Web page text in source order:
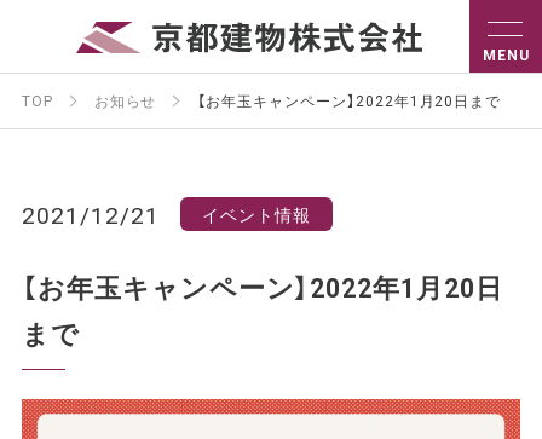
TOP お知らせ 【お年玉キャンペーン】2022年1月20日まで
2021/12/21 イベント情報
【お年玉キャンペーン】2022年1月20日
まで